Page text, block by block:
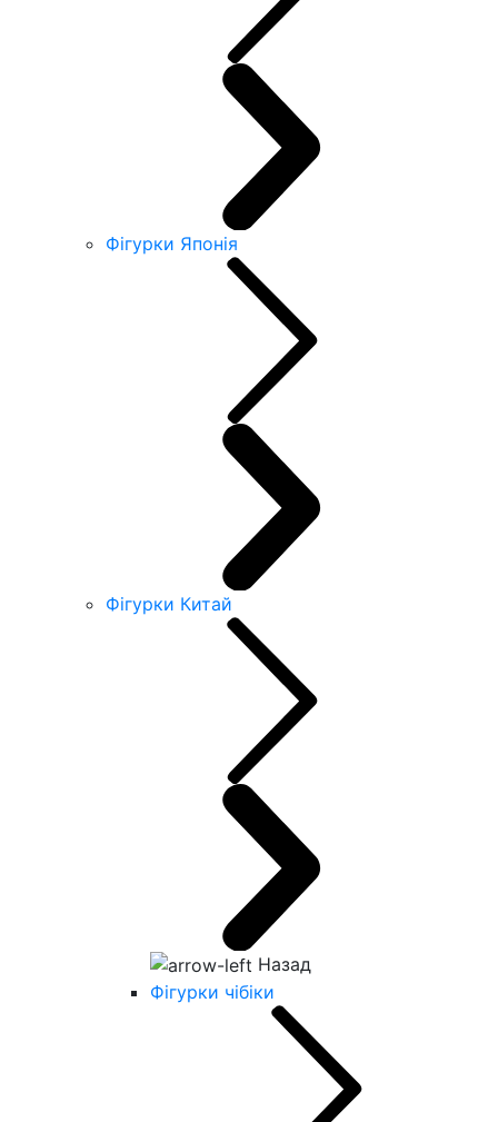
Фігурки Японія
Фігурки Китай
Назад
Фігурки чібіки